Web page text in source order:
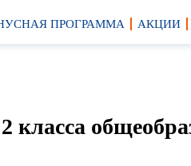
ПРОГРАММА АКЦИИ
класса